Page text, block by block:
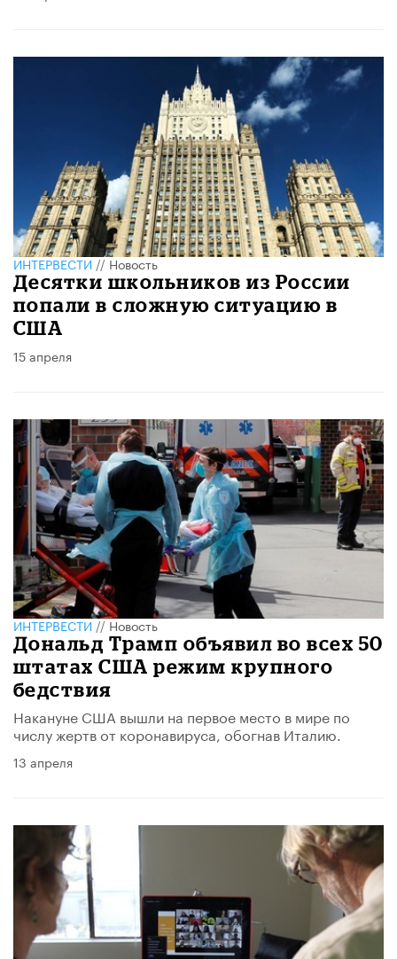
ИНТЕРВЕСТИ//Новость
Десятки школьников из России
попали в сложную ситуацию в
США
15 апреля
ИНТЕРВЕСТИ//Новость
Дональд Трамп объявил во всех 50
штатах США режим крупного
бедствия
Накануне США вышли на первое место в мире по
числу жертв от коронавируса, обогнав Италию.
13 апреля